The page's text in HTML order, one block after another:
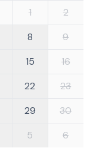
1
2
8
9
15
16
22
23
29
30
5 6